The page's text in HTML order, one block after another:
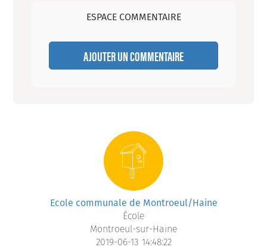
ESPACE COMMENTAIRE
AJOUTER UN COMMENTAIRE
Ecole communale de Montroeul/Haine
École
Montroeul-sur-Haine
2019-06-13 14:48:22